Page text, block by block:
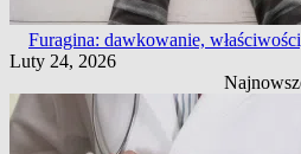
Furagina: dawkowanie,
Luty 24, 2026